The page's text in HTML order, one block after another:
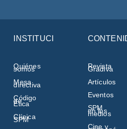
INSTITUCIÓN
Quiénes
somos
Mesa
directiva
Código
de
Ética
Clínica
SPM
Revista
Gradiva
Artículos
Eventos
SPM
en los
medios
Cine y